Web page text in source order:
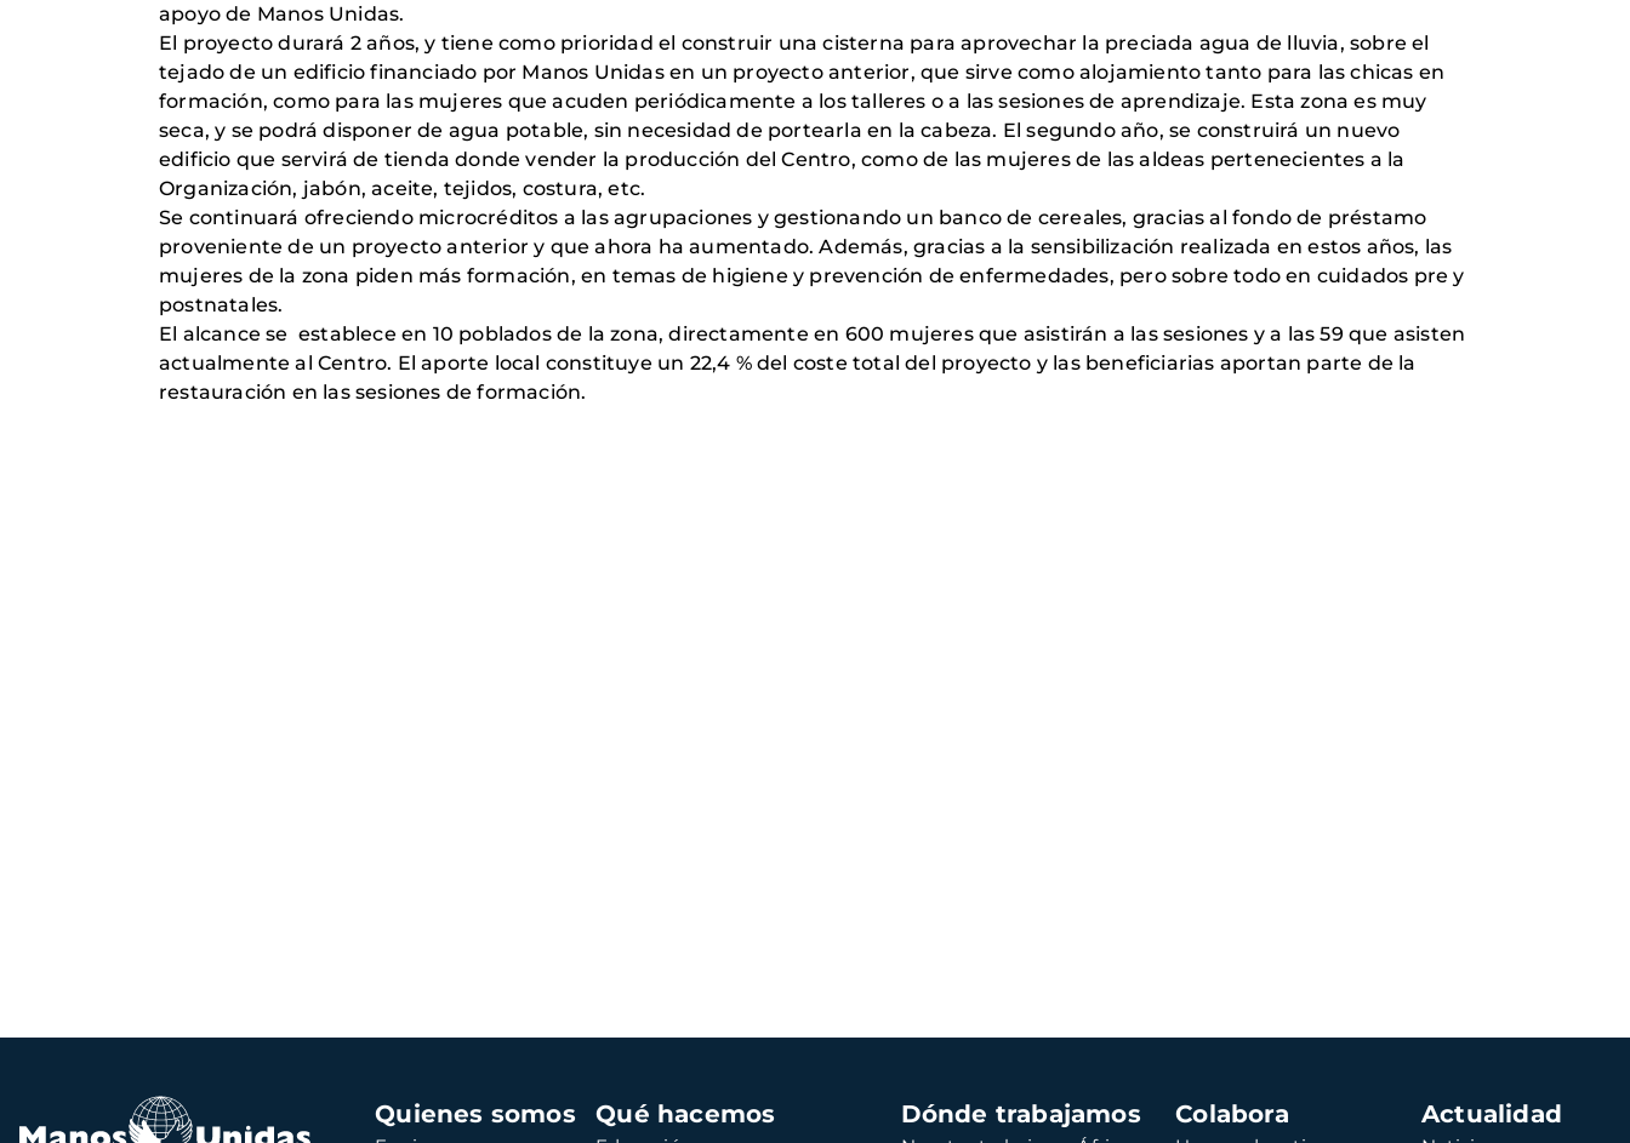
apoyo de Manos Unidas.
El proyecto durará 2 años, y tiene como prioridad el construir una cisterna para aprovechar la preciada agua de lluvia, sobre el
tejado de un edificio financiado por Manos Unidas en un proyecto anterior, que sirve como alojamiento tanto para las chicas en
formación, como para las mujeres que acuden periódicamente a los talleres o a las sesiones de aprendizaje. Esta zona es muy
seca, y se podrá disponer de agua potable, sin necesidad de portearla en la cabeza. El segundo año, se construirá un nuevo
edificio que servirá de tienda donde vender la producción del Centro, como de las mujeres de las aldeas pertenecientes a la
Organización, jabón, aceite, tejidos, costura, etc.
Se continuará ofreciendo microcréditos a las agrupaciones y gestionando un banco de cereales, gracias al fondo de préstamo
proveniente de un proyecto anterior y que ahora ha aumentado. Además, gracias a la sensibilización realizada en estos años, las
mujeres de la zona piden más formación, en temas de higiene y prevención de enfermedades, pero sobre todo en cuidados pre y
postnatales.
El alcance se establece en 10 poblados de la zona, directamente en 600 mujeres que asistirán a las sesiones y a las 59 que asisten
actualmente al Centro. El aporte local constituye un 22,4 % del coste total del proyecto y las beneficiarias aportan parte de la
restauración en las sesiones de formación.
Navegación
principal
Quienes somos Qué hacemos Dónde trabajamos Colabora Actualidad